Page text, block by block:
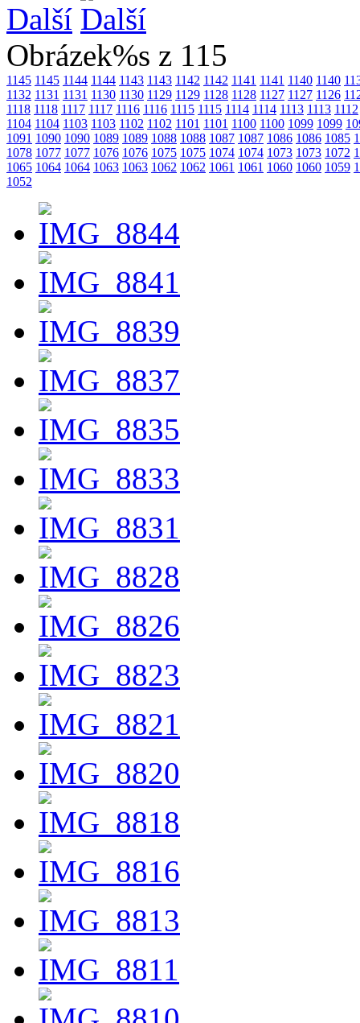
Další
Obrázek%s z 115
1145 1145 1144 1144 1143 1143 1142 1142 1141 1141 1140 1140
1132 1131 1131 1130 1130 1129 1129 1128 1128 1127 1127 1126
1118 1118 1117 1117 1116 1116 1115 1115 1114 1114 1113 1113 1112
1104 1104 1103 1103 1102 1102 1101 1101 1100 1100 1099 1099
1091 1090 1090 1089 1089 1088 1088 1087 1087 1086 1086 1085
1078 1077 1077 1076 1076 1075 1075 1074 1074 1073 1073 1072
1065 1064 1064 1063 1063 1062 1062 1061 1061 1060 1060 1059
1052